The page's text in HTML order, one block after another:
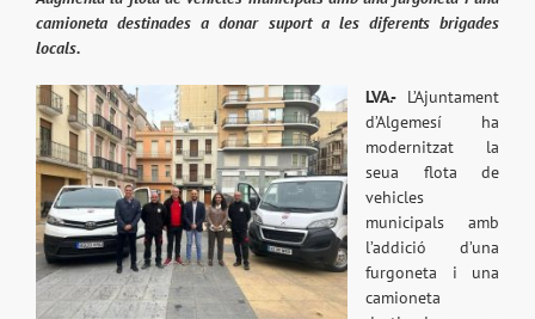
camioneta destinades a donar suport a les diferents brigades
locals.
LVA.- L’Ajuntament
d’Algemesí ha
modernitzat la
seua flota de
vehicles
municipals amb
l’addició d’una
furgoneta i una
camioneta